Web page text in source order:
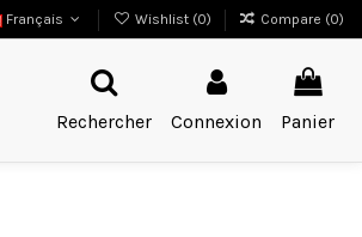
Français Wishlist (0) Compare (0)
Rechercher
Connexion Panier